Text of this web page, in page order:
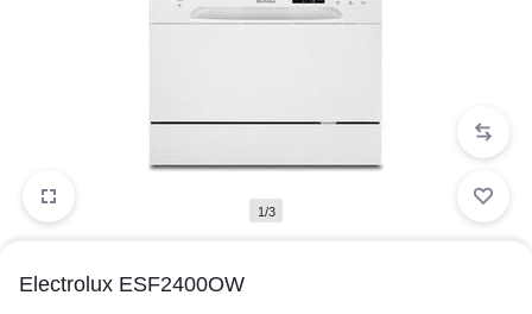
1/3
Electrolux ESF2400OW